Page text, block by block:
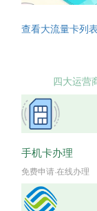
查看大流量卡列表
四大运营
手机卡办理
免费申请·在线办理